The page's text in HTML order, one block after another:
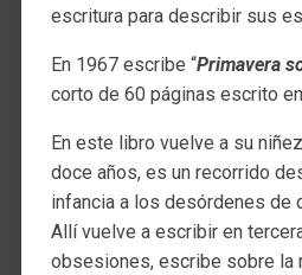
escritura para describir sus
En 1967 escribe “Primavera
corto de 60 páginas escrito
En este libro vuelve a su
doce años, es un recorrido
infancia a los desórdenes de
Allí vuelve a escribir en
obsesiones, escribe sobre la